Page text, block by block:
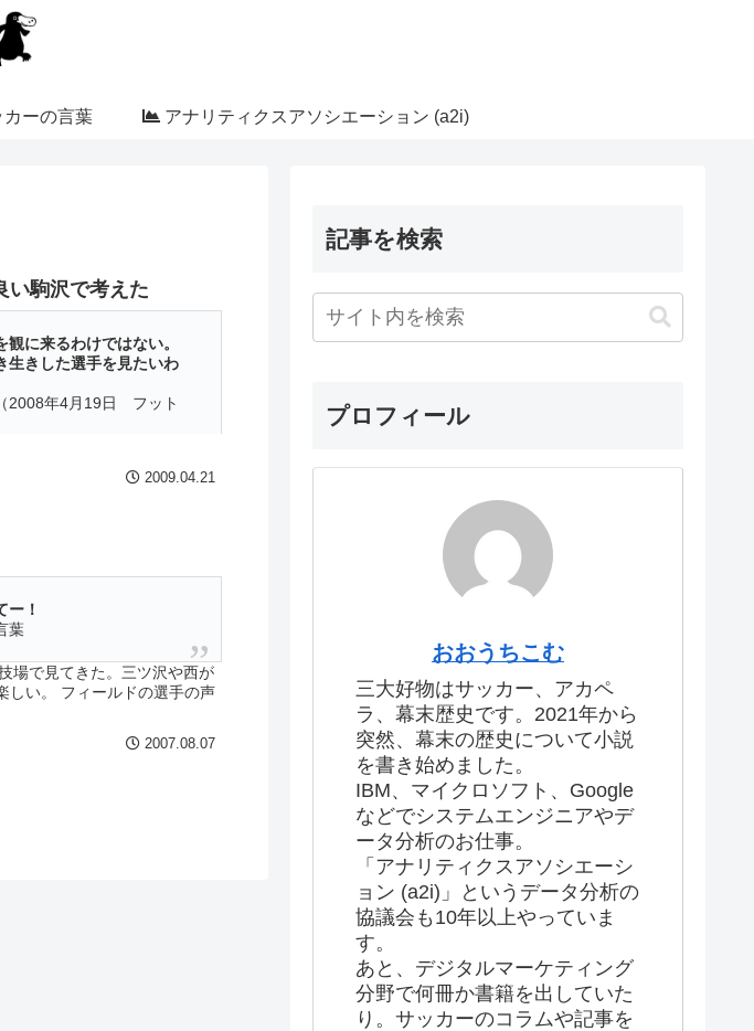
カーの言葉 アナリティクスアソシエーション (a2i)
い駒沢で考えた
観に来るわけではない。
生きした選手を見たいわ
2008年4月19日 フット
の息子さんがプロを目指して
たいと思っていた・・・・・
2009.04.21
ー！
葉
場で見てきた。三ツ沢や西が
しい。 フィールドの選手の声
喜びが伝わってく
2007.08.07
記事を検索
プロフィール
おおうちこむ
三大好物はサッカー、アカペ
ラ、幕末歴史です。2021年から
突然、幕末の歴史について小説
を書き始めました。
IBM、マイクロソフト、Google
などでシステムエンジニアやデ
ータ分析のお仕事。
「アナリティクスアソシエーシ
ョン (a2i)」というデータ分析の
協議会も10年以上やっていま
す。
あと、デジタルマーケティング
分野で何冊か書籍を出していた
り。サッカーのコラムや記事を